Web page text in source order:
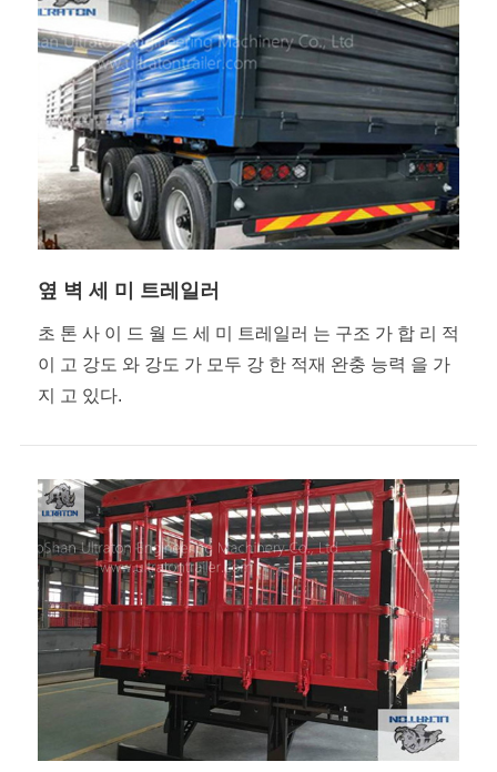
옆 벽 세 미 트레일러
초 톤 사 이 드 월 드 세 미 트레일러 는 구조 가 합 리 적
이 고 강도 와 강도 가 모두 강 한 적재 완충 능력 을 가
지 고 있다.